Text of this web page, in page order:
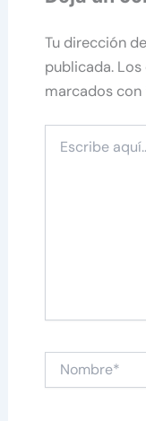
Tu dirección
publicada.
marcados con
aquí...
Nombre*